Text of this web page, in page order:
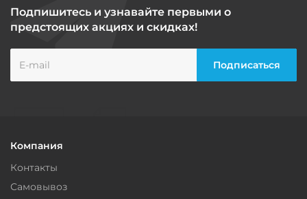
Подпишитесь и узнавайте первыми о
предстоящих акциях и скидках!
Компания
Контакты
Самовывоз